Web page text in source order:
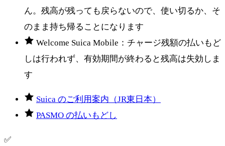
ん。残高が残っても戻らないので、使い切るか、そ
のまま持ち帰ることになります
Welcome Suica Mobile：チャージ残額の払いもど
しは行われず、有効期間が終わると残高は失効しま
す
Suica のご利用案内（JR東日本）
PASMO の払いもどし
✅